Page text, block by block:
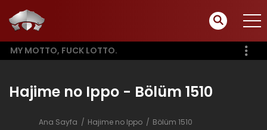
MY MOTTO, FUCK LOTTO.
Hajime no Ippo - Bölüm 1510
Ana Sayfa Hajime no Ippo Bölüm 1510